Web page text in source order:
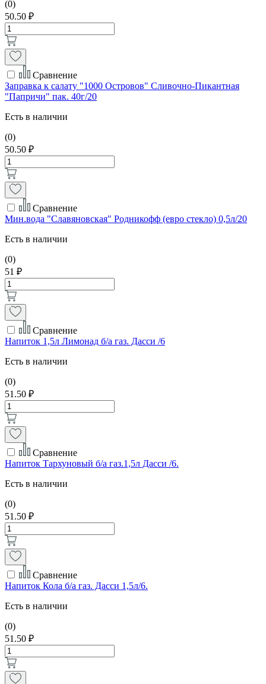
(0)
50.50 ₽
Сравнение
Заправка к салату "1000 Островов" Сливочно-Пикантная
"Папричи" пак. 40г/20
Есть в наличии
(0)
50.50 ₽
Сравнение
Мин.вода "Славяновская" Родникофф (евро стекло) 0,5л/20
Есть в наличии
(0)
51 ₽
Сравнение
Напиток 1,5л Лимонад б/а газ. Дасси /6
Есть в наличии
(0)
51.50 ₽
Сравнение
Напиток Тархуновый б/а газ.1,5л Дасси /6.
Есть в наличии
(0)
51.50 ₽
Сравнение
Напиток Кола б/а газ. Дасси 1,5л/6.
Есть в наличии
(0)
51.50 ₽